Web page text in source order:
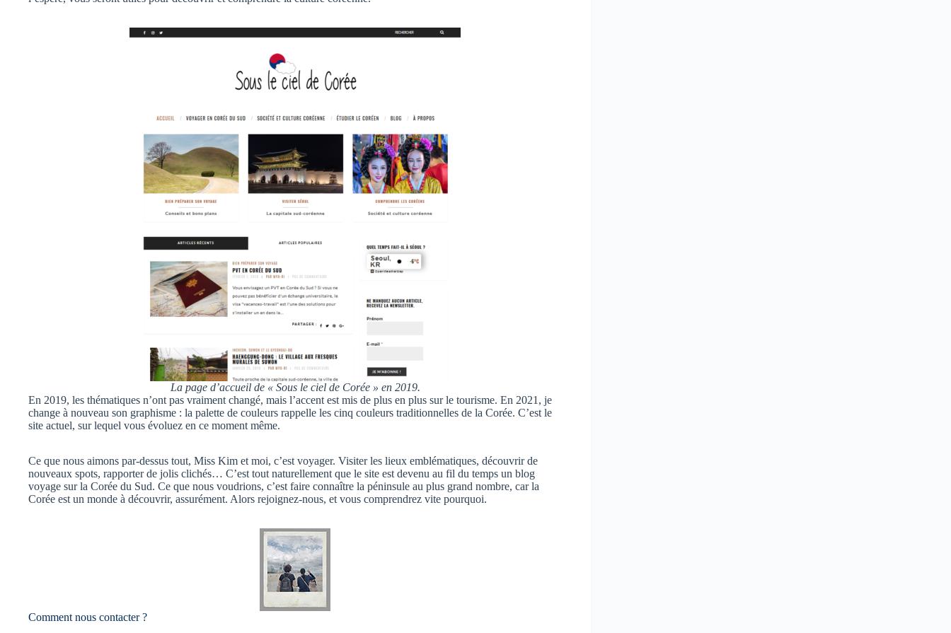
La page d’accueil de « Sous le ciel de Corée » en 2019.
En 2019, les thématiques n’ont pas vraiment changé, mais l’accent est mis de plus en plus sur le tourisme. En 2021, je
change à nouveau son graphisme : la palette de couleurs rappelle les cinq couleurs traditionnelles de la Corée. C’est le
site actuel, sur lequel vous évoluez en ce moment même.
Ce que nous aimons par-dessus tout, Miss Kim et moi, c’est voyager. Visiter les lieux emblématiques, découvrir de
nouveaux spots, rapporter de jolis clichés… C’est tout naturellement que le site est devenu au fil du temps un blog
voyage sur la Corée du Sud. Ce que nous voudrions, c’est faire connaître la péninsule au plus grand nombre, car la
Corée est un monde à découvrir, assurément. Alors rejoignez-nous, et vous comprendrez vite pourquoi.
Comment nous contacter ?